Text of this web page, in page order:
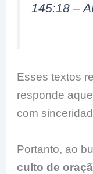
145:18 –
Esses textos
responde
com
Portanto, ao
culto de